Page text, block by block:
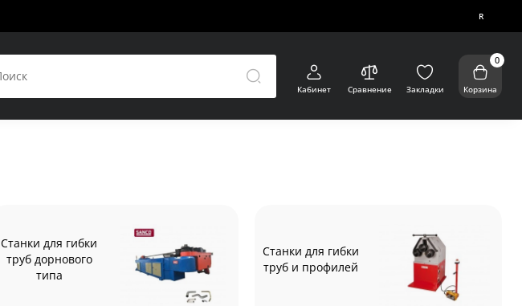
R
Кабинет Сравнение Закладки
0
Корзина
Станки для гибки
труб дорнового
типа
Станки для гибки
труб и профилей